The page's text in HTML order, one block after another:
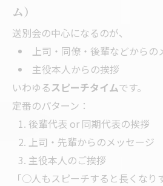
ム）
送別会の中心になるのが、
上司・同僚・後輩などからの
主役本人からの挨拶
いわゆるスピーチタイムです。
定番のパターン：
後輩代表 or 同期代表の挨拶
上司・先輩からのメッセージ
主役本人のご挨拶
「○人もスピーチすると長くなり